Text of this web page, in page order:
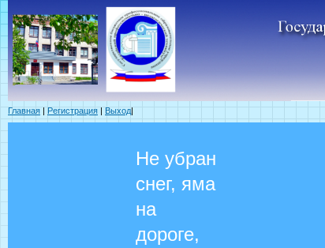
Главная | Регистрация | Выход|
Не убран
снег, яма
на
дороге,